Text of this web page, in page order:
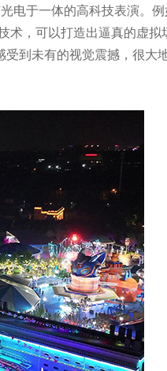
电于一体的高科技表演。
术，可以打造出逼真的虚拟
到未有的视觉震撼，很大